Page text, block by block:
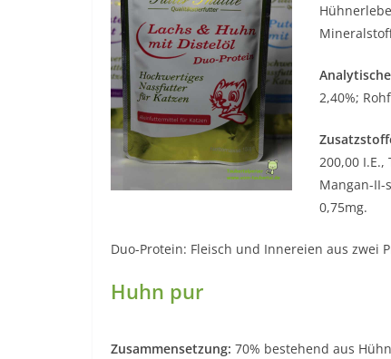
2,40%;
200,00
Mangan-II-
0,75mg.
Duo-Protein: Fleisch und Innereien aus zwei
Huhn pur
Zusammensetzung: 70% bestehend aus